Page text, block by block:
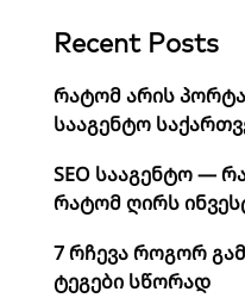
Recent Posts
რატომ არის
სააგენტო
SEO სააგენტო —
რატომ ღირს
7 რჩევა როგორ
ტეგები სწორად